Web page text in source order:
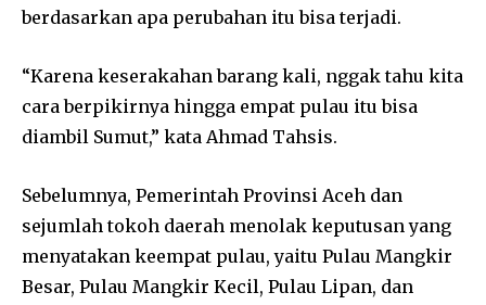
berdasarkan apa perubahan itu bisa terjadi.
“Karena keserakahan barang kali, nggak tahu kita
cara berpikirnya hingga empat pulau itu bisa
diambil Sumut,” kata Ahmad Tahsis.
Sebelumnya, Pemerintah Provinsi Aceh dan
sejumlah tokoh daerah menolak keputusan yang
menyatakan keempat pulau, yaitu Pulau Mangkir
Besar, Pulau Mangkir Kecil, Pulau Lipan, dan